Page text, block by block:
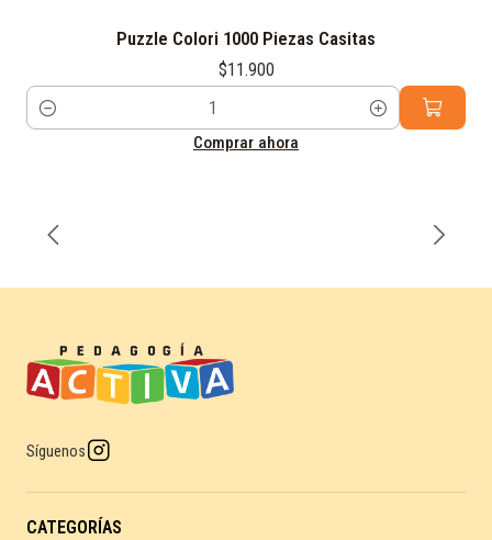
Puzzle Colori 1000 Piezas Casitas
$11.900
Cantidad
Comprar ahora
Síguenos
CATEGORÍAS